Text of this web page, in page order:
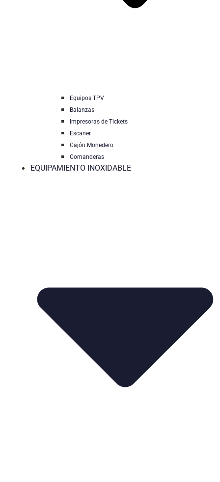
Equipos TPV
Balanzas
Impresoras de Tickets
Escaner
Cajón Monedero
Comanderas
EQUIPAMIENTO INOXIDABLE